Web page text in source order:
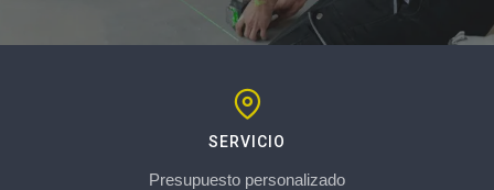
SERVICIO
Presupuesto personalizado